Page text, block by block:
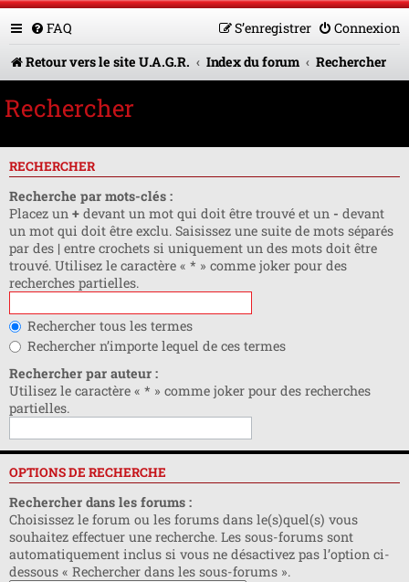
FAQ Connexion
S’enregistrer
Retour vers le site U.A.G.R.
Index du forum Rechercher
Rechercher
RECHERCHER
Recherche par mots-clés :
Placez un + devant un mot qui doit être trouvé et un - devant
un mot qui doit être exclu. Saisissez une suite de mots séparés
par des | entre crochets si uniquement un des mots doit être
trouvé. Utilisez le caractère « * » comme joker pour des
recherches partielles.
Rechercher tous les termes
Rechercher n’importe lequel de ces termes
Rechercher par auteur :
Utilisez le caractère « * » comme joker pour des recherches
partielles.
OPTIONS DE RECHERCHE
Rechercher dans les forums :
Choisissez le forum ou les forums dans le(s)quel(s) vous
souhaitez effectuer une recherche. Les sous-forums sont
automatiquement inclus si vous ne désactivez pas l’option ci-
dessous « Rechercher dans les sous-forums ».